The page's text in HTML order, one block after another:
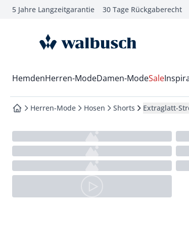
springen
springen
springen
5 Jahre Langzeitgarantie 30 Tage Rückgaberecht
zur Startseite
Wechsel in das Menü mit Pfeil-Runter Taste
HemdenHerren-ModeDamen-ModeSale
zur Startseite
Herren-Mode Hosen Shorts Extraglatt-